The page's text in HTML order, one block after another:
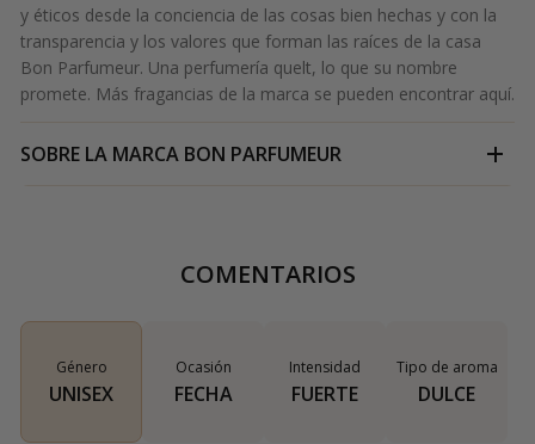
y éticos desde la conciencia de las cosas bien hechas y con la
transparencia y los valores que forman las raíces de la casa
Bon Parfumeur. Una perfumería quelt, lo que su nombre
promete. Más fragancias de la marca se pueden encontrar aquí.
SOBRE LA MARCA BON PARFUMEUR
COMENTARIOS
Género
UNISEX
Ocasión
FECHA
Intensidad
FUERTE
Tipo de aroma
DULCE